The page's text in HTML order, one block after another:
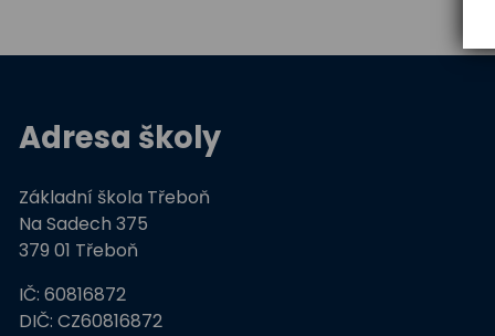
Adresa školy
Základní škola Třeboň
Na Sadech 375
379 01 Třeboň
IČ: 60816872
DIČ: CZ60816872